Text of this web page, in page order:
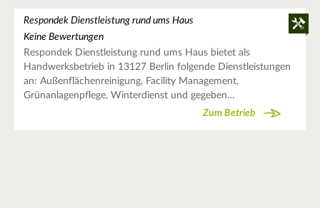
Respondek Dienstleistung rund ums Haus
Keine Bewertungen
Respondek Dienstleistung rund ums Haus bietet als
Handwerksbetrieb in 13127 Berlin folgende Dienstleistungen
an: Außenflächenreinigung, Facility Management,
Grünanlagenpflege, Winterdienst und gegeben…
Zum Betrieb